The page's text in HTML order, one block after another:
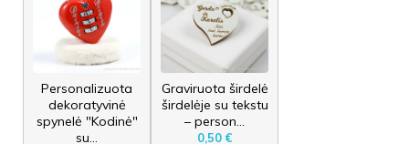
Personalizuota
dekoratyvinė
spynelė "Kodinė"
su...
Graviruota širdelė
širdelėje su tekstu
– person...
0,50 €